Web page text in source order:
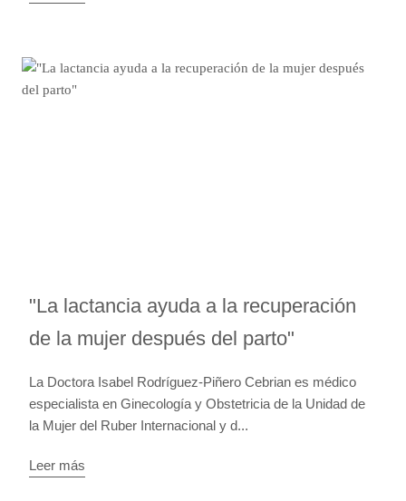
"La lactancia ayuda a la recuperación
de la mujer después del parto"
La Doctora Isabel Rodríguez-Piñero Cebrian es médico
especialista en Ginecología y Obstetricia de la Unidad de
la Mujer del Ruber Internacional y d...
Leer más